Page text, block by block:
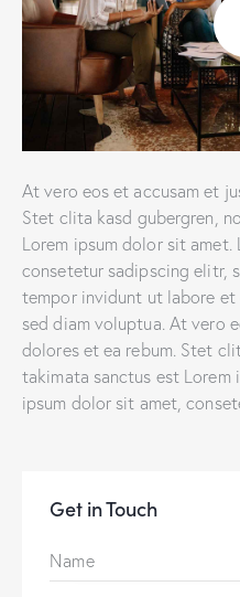
At vero eos et accusam et
Stet clita kasd gubergren,
Lorem ipsum dolor sit
consetetur sadipscing elitr,
tempor invidunt ut labore et
sed diam voluptua. At vero
dolores et ea rebum. Stet
takimata sanctus est Lorem
ipsum dolor sit amet,
Get in Touch